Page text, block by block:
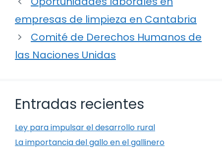
empresas de limpieza en Cantabria
Comité de Derechos Humanos de
las Naciones Unidas
Entradas recientes
Ley para impulsar el desarrollo rural
La importancia del gallo en el gallinero